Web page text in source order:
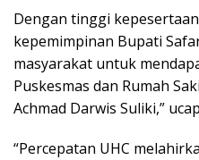
Dengan tinggi
kepemimpinan Bupati
masyarakat untuk
Puskesmas dan Rumah
Achmad Darwis Suliki,”
“Percepatan UHC